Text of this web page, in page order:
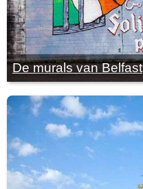
De murals van Belfast